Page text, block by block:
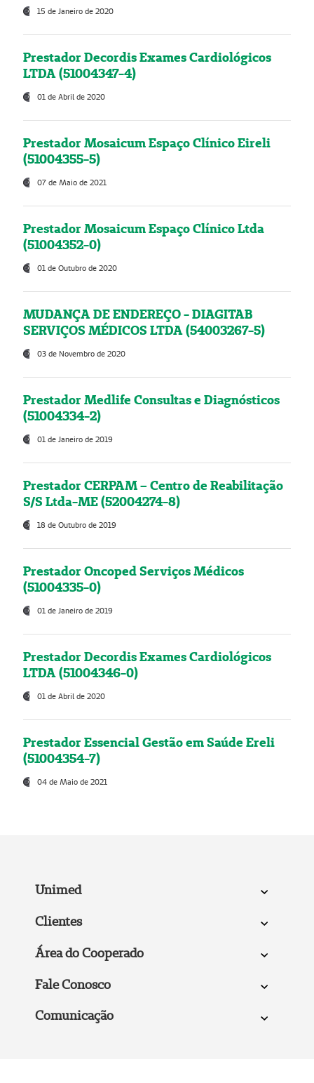
15 de Janeiro de 2020
Prestador Decordis Exames Cardiológicos
LTDA (51004347-4)
01 de Abril de 2020
Prestador Mosaicum Espaço Clínico Eireli
(51004355-5)
07 de Maio de 2021
Prestador Mosaicum Espaço Clínico Ltda
(51004352-0)
01 de Outubro de 2020
MUDANÇA DE ENDEREÇO - DIAGITAB
SERVIÇOS MÉDICOS LTDA (54003267-5)
03 de Novembro de 2020
Prestador Medlife Consultas e Diagnósticos
(51004334-2)
01 de Janeiro de 2019
Prestador CERPAM – Centro de Reabilitação
S/S Ltda-ME (52004274-8)
18 de Outubro de 2019
Prestador Oncoped Serviços Médicos
(51004335-0)
01 de Janeiro de 2019
Prestador Decordis Exames Cardiológicos
LTDA (51004346-0)
01 de Abril de 2020
Prestador Essencial Gestão em Saúde Ereli
(51004354-7)
04 de Maio de 2021
Unimed
Clientes
Área do Cooperado
Fale Conosco
Comunicação